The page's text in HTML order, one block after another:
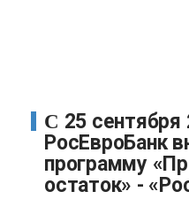
С 25 сентября 2017 года
РосЕвроБанк
программу
остаток» -